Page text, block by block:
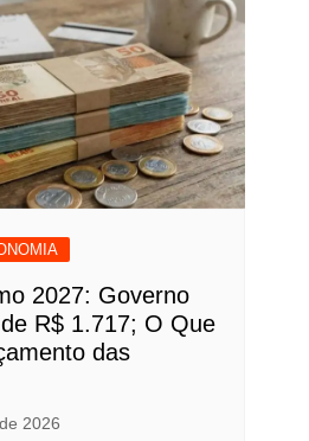
2027: Governo
R$ 1.717; O Que
das
2026